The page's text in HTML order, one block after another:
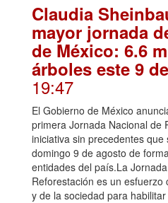
Claudia
mayor jornada
de México: 6.6
árboles este 9
19:47
El Gobierno de México
primera Jornada Nacional de
iniciativa sin precedentes que
domingo 9 de agosto de
entidades del país.La
Reforestación es un esfuerzo
y de la sociedad para